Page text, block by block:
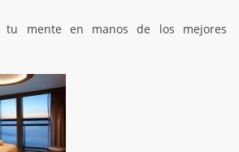
mente en manos de los mejores